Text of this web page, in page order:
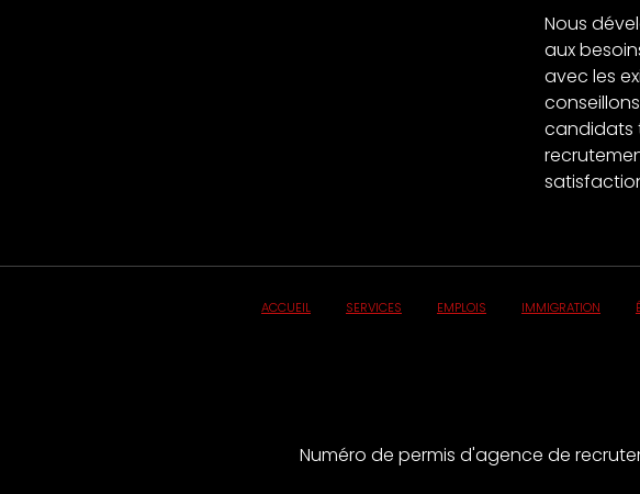
Nous
aux
avec les
candidats
ACCUEIL SERVICES EMPLOIS IMMIGRATION
Numéro de permis d'agence de